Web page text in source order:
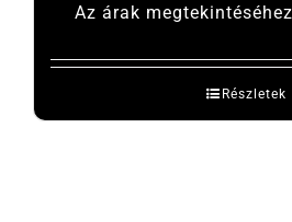
Az árak
Részletek